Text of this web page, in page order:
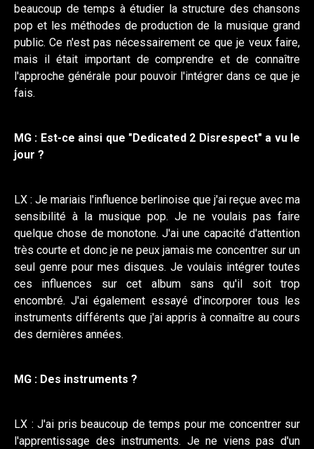
beaucoup de temps à étudier la structure des chansons
pop et les méthodes de production de la musique grand
public. Ce n'est pas nécessairement ce que je veux faire,
mais il était important de comprendre et de connaître
l'approche générale pour pouvoir l'intégrer dans ce que je
fais.
MG : Est-ce ainsi que "Dedicated 2 Disrespect" a vu le
jour ?
LX : Je mariais l'influence berlinoise que j'ai reçue avec ma
sensibilité à la musique pop. Je ne voulais pas faire
quelque chose de monotone. J'ai une capacité d'attention
très courte et donc je ne peux jamais me concentrer sur un
seul genre pour mes disques. Je voulais intégrer toutes
ces influences sur cet album sans qu'il soit trop
encombré. J'ai également essayé d'incorporer tous les
instruments différents que j'ai appris à connaître au cours
des dernières années.
MG : Des instruments ?
LX : J'ai pris beaucoup de temps pour me concentrer sur
l'apprentissage des instruments. Je ne viens pas d'un